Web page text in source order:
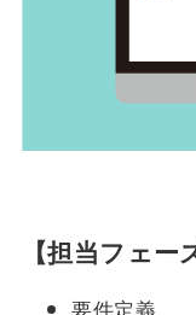
【担当フェー
要件定義